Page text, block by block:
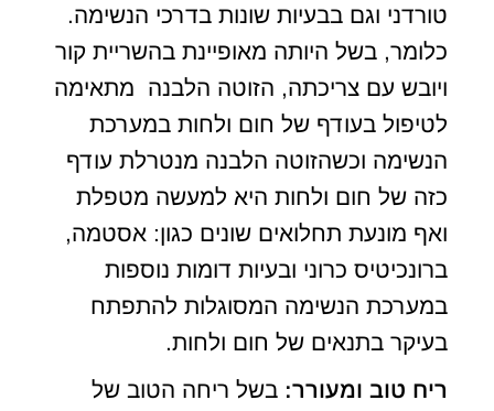
טורדני וגם בבעיות שונות בדרכי הנשימה.
כלומר, בשל היותה מאופיינת בהשריית קור
ויובש עם צריכתה, הזוטה הלבנה מתאימה
לטיפול בעודף של חום ולחות במערכת
הנשימה וכשהזוטה הלבנה מנטרלת עודף
כזה של חום ולחות היא למעשה מטפלת
ואף מונעת תחלואים שונים כגון: אסטמה,
ברונכיטיס כרוני ובעיות דומות נוספות
במערכת הנשימה המסוגלות להתפתח
בעיקר בתנאים של חום ולחות.
ריח טוב ומעורר:בשל ריחה הטוב של